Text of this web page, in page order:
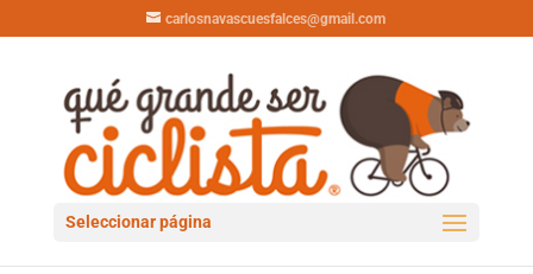
carlosnavascuesfalces@gmail.com
Seleccionar página